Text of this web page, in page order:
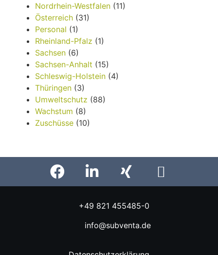
Nordrhein-Westfalen (11)
Österreich (31)
Personal (1)
Rheinland-Pfalz (1)
Sachsen (6)
Sachsen-Anhalt (15)
Schleswig-Holstein (4)
Thüringen (3)
Umweltschutz (88)
Wachstum (8)
Zuschüsse (10)
+49 821 455485-0
info@subventa.de